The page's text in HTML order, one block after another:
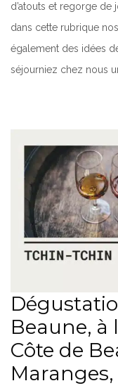
d’atouts et regorge de
dans cette rubrique
également des idées
séjourniez chez nous
Beaune, à
Côte de